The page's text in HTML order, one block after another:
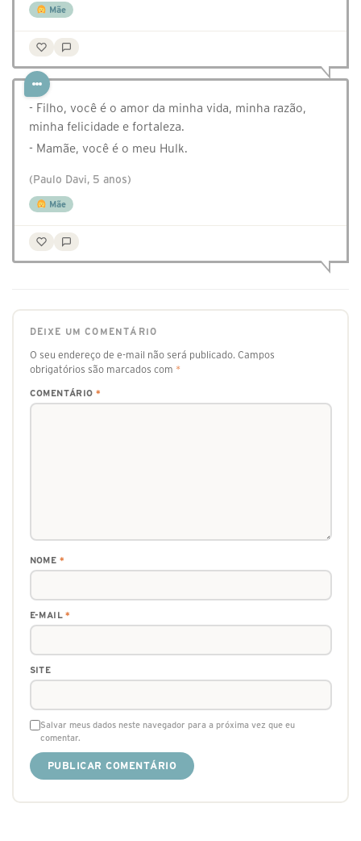
Mãe
- Filho, você é o amor da minha vida, minha razão,
minha felicidade e fortaleza.
- Mamãe, você é o meu Hulk.
(Paulo Davi, 5 anos)
Mãe
DEIXE UM COMENTÁRIO
O seu endereço de e-mail não será publicado. Campos
obrigatórios são marcados com *
COMENTÁRIO *
NOME *
E-MAIL*
SITE
Salvar meus dados neste navegador para a próxima vez que eu
comentar.